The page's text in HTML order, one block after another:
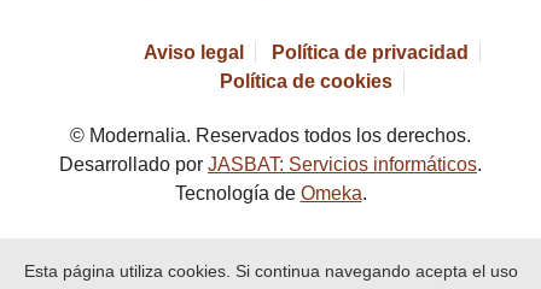
Aviso legal
Política de privacidad
Política de cookies
© Modernalia. Reservados todos los derechos.
Desarrollado por JASBAT: Servicios informáticos.
Tecnología de Omeka.
Esta página utiliza cookies. Si continua navegando acepta el uso